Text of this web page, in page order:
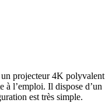
projecteur 4K polyvalent
à l’emploi. Il dispose d’un
est très simple.